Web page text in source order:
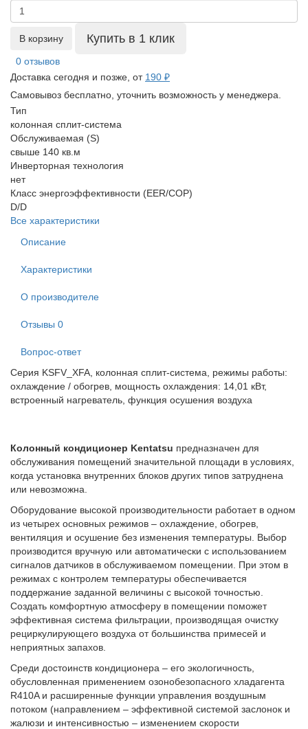
В корзину Купить в 1 клик
0 отзывов
Доставка сегодня и позже, от 190 ₽
Самовывоз бесплатно, уточнить возможность у менеджера.
Тип
колонная сплит-система
Обслуживаемая (S)
свыше 140 кв.м
Инверторная технология
нет
Класс энергоэффективности (EER/COP)
D/D
Все характеристики
Описание
Характеристики
О производителе
Отзывы 0
Вопрос-ответ
Серия KSFV_XFA, колонная сплит-система, режимы работы:
охлаждение / обогрев, мощность охлаждения: 14,01 кВт,
встроенный нагреватель, функция осушения воздуха
Колонный кондиционер Kentatsu предназначен для
обслуживания помещений значительной площади в условиях,
когда установка внутренних блоков других типов затруднена
или невозможна.
Оборудование высокой производительности работает в одном
из четырех основных режимов – охлаждение, обогрев,
вентиляция и осушение без изменения температуры. Выбор
производится вручную или автоматически с использованием
сигналов датчиков в обслуживаемом помещении. При этом в
режимах с контролем температуры обеспечивается
поддержание заданной величины с высокой точностью.
Создать комфортную атмосферу в помещении поможет
эффективная система фильтрации, производящая очистку
рециркулирующего воздуха от большинства примесей и
неприятных запахов.
Среди достоинств кондиционера – его экологичность,
обусловленная применением озонобезопасного хладагента
R410A и расширенные функции управления воздушным
потоком (направлением – эффективной системой заслонок и
жалюзи и интенсивностью – изменением скорости